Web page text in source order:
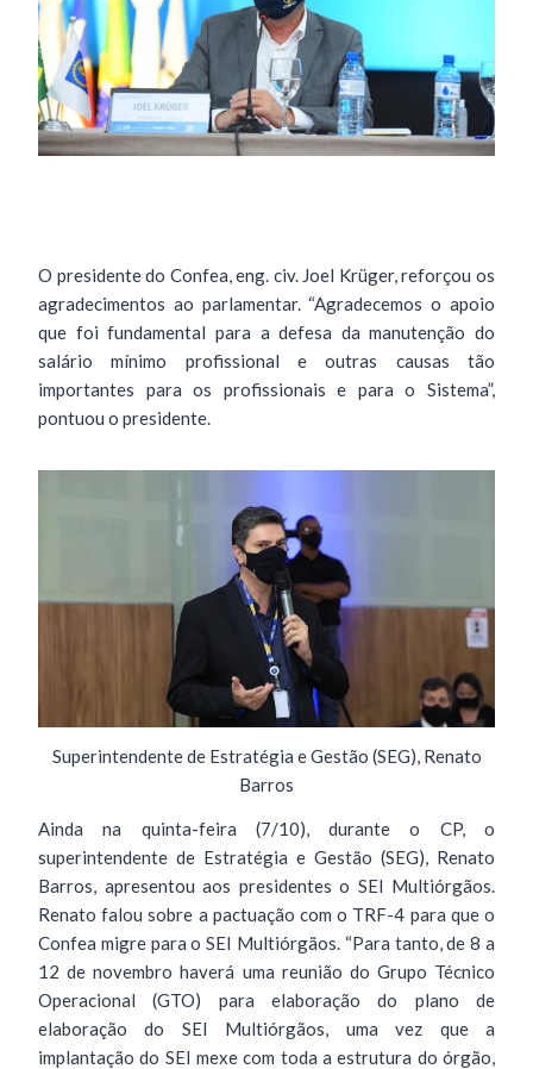
O presidente do Confea, eng. civ. Joel Krüger, reforçou os
agradecimentos ao parlamentar. “Agradecemos o apoio
que foi fundamental para a defesa da manutenção do
salário mínimo profissional e outras causas tão
importantes para os profissionais e para o Sistema”,
pontuou o presidente.
Superintendente de Estratégia e Gestão (SEG), Renato
Barros
Ainda na quinta-feira (7/10), durante o CP, o
superintendente de Estratégia e Gestão (SEG), Renato
Barros, apresentou aos presidentes o SEI Multiórgãos.
Renato falou sobre a pactuação com o TRF-4 para que o
Confea migre para o SEI Multiórgãos. “Para tanto, de 8 a
12 de novembro haverá uma reunião do Grupo Técnico
Operacional (GTO) para elaboração do plano de
elaboração do SEI Multiórgãos, uma vez que a
implantação do SEI mexe com toda a estrutura do órgão,